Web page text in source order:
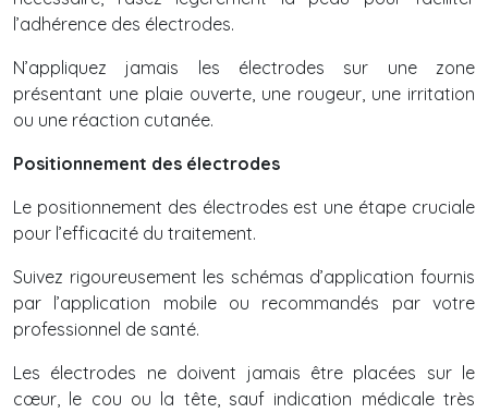
l’adhérence des électrodes.
N’appliquez jamais les électrodes sur une zone
présentant une plaie ouverte, une rougeur, une irritation
ou une réaction cutanée.
Positionnement des électrodes
Le positionnement des électrodes est une étape cruciale
pour l’efficacité du traitement.
Suivez rigoureusement les schémas d’application fournis
par l’application mobile ou recommandés par votre
professionnel de santé.
Les électrodes ne doivent jamais être placées sur le
cœur, le cou ou la tête, sauf indication médicale très